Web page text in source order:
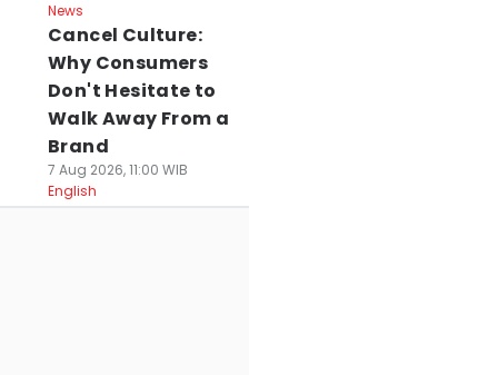
News
Cancel Culture:
Why Consumers
Don't Hesitate to
Walk Away From a
Brand
7 Aug 2026, 11:00 WIB
English